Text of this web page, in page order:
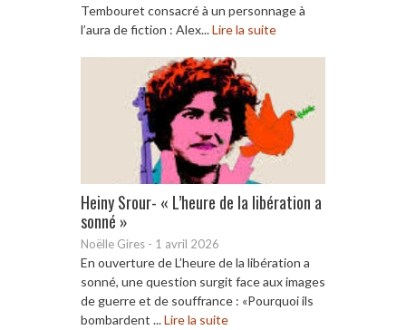
Tembouret consacré à un personnage à
l’aura de fiction : Alex...Lire la suite
Heiny Srour- « L’heure de la libération a
sonné »
Noëlle Gires - 1 avril 2026
En ouverture de L’heure de la libération a
sonné, une question surgit face aux images
de guerre et de souffrance : «Pourquoi ils
bombardent ...Lire la suite